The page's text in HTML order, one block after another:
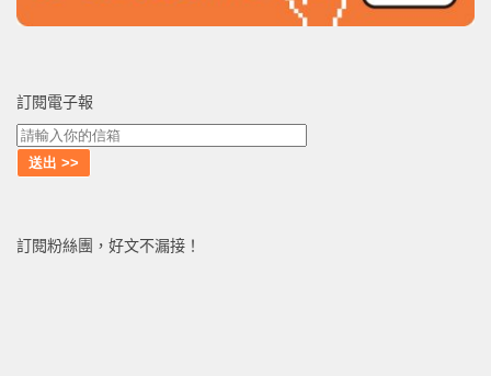
訂閱電子報
訂閱粉絲團，好文不漏接！